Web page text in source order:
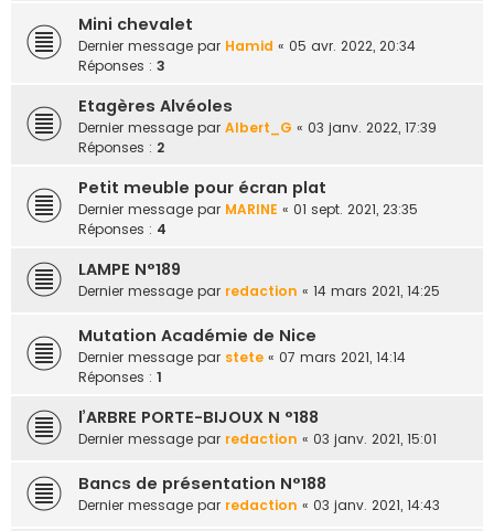
Mini chevalet
Dernier message par Hamid « 05 avr. 2022, 20:34
Réponses : 3
Etagères Alvéoles
Dernier message par Albert_G « 03 janv. 2022, 17:39
Réponses : 2
Petit meuble pour écran plat
Dernier message par MARINE « 01 sept. 2021, 23:35
Réponses : 4
LAMPE N°189
Dernier message par redaction « 14 mars 2021, 14:25
Mutation Académie de Nice
Dernier message par stete « 07 mars 2021, 14:14
Réponses : 1
l’ARBRE PORTE-BIJOUX N °188
Dernier message par redaction « 03 janv. 2021, 15:01
Bancs de présentation N°188
Dernier message par redaction « 03 janv. 2021, 14:43